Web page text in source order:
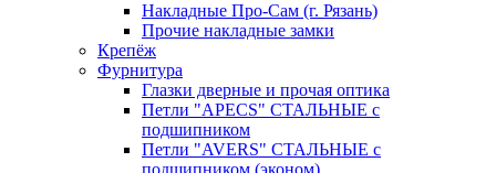
Накладные Про-Сам (г. Рязань)
Прочие накладные замки
Крепёж
Фурнитура
Глазки дверные и прочая оптика
Петли "APECS" СТАЛЬНЫЕ с
подшипником
Петли "AVERS" СТАЛЬНЫЕ с
подшипником (эконом)